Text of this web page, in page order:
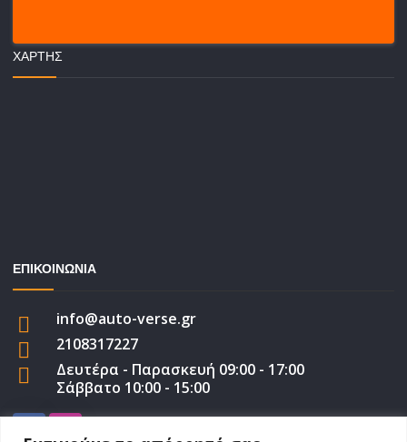
ΧΆΡΤΗΣ
ΕΠΙΚΟΙΝΩΝΙΑ
info@auto-verse.gr
2108317227
Δευτέρα - Παρασκευή 09:00 - 17:00
Σάββατο 10:00 - 15:00